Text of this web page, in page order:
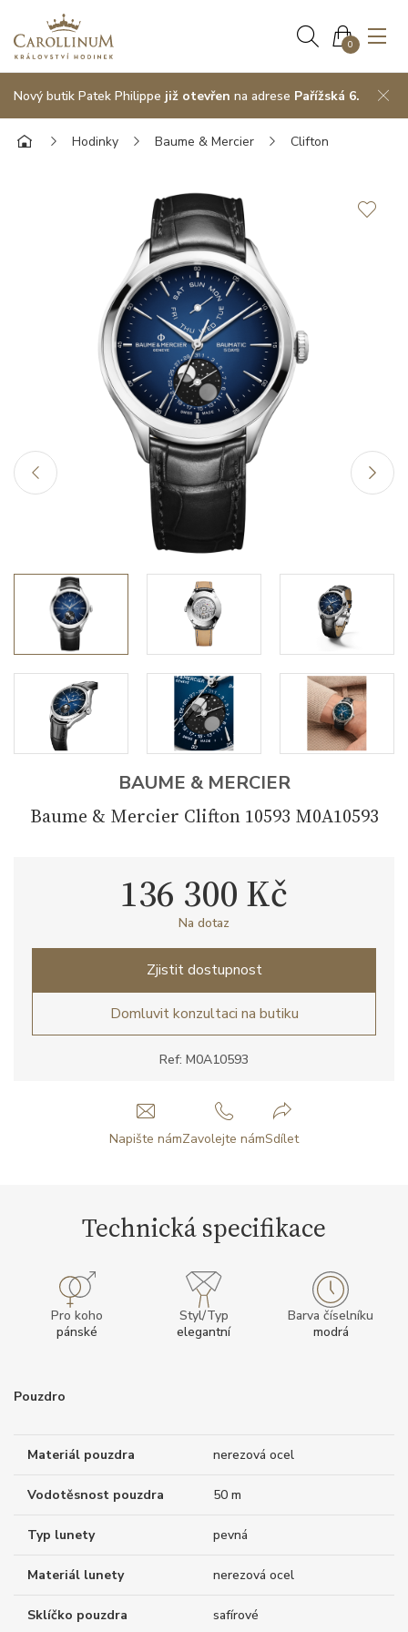
0
Nový butik Patek Philippe již otevřen na adrese Pařížská 6.
Hodinky Baume & Mercier Clifton
BAUME & MERCIER
Baume & Mercier Clifton 10593 M0A10593
Ref: M0A10593
136 300 Kč
Na dotaz
Zjistit dostupnost
Domluvit konzultaci na butiku
Napište námZavolejte námSdílet
Technická specifikace
Pro koho
pánské
Styl/Typ
elegantní
Barva číselníku
modrá
Pouzdro
Materiál pouzdra nerezová ocel
Vodotěsnost pouzdra 50 m
Typ lunety pevná
Materiál lunety nerezová ocel
Sklíčko pouzdra safírové